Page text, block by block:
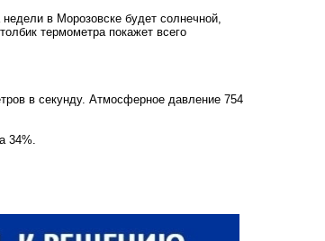
в Морозовске будет солнечной,
термометра покажет всего
в секунду. Атмосферное давление 754
34%.